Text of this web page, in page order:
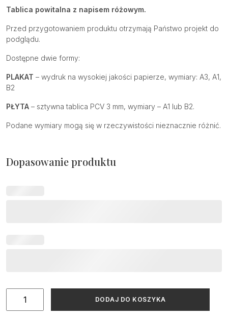
Tablica powitalna z napisem różowym.
Przed przygotowaniem produktu otrzymają Państwo projekt do
podglądu.
Dostępne dwie formy:
PLAKAT – wydruk na wysokiej jakości papierze, wymiary: A3, A1,
B2
PŁYTA – sztywna tablica PCV 3 mm, wymiary – A1 lub B2.
Podane wymiary mogą się w rzeczywistości nieznacznie różnić.
Dopasowanie produktu
DODAJ DO KOSZYKA